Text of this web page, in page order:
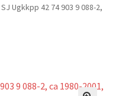
Ugkkpp 42 74 903 9 088-2,